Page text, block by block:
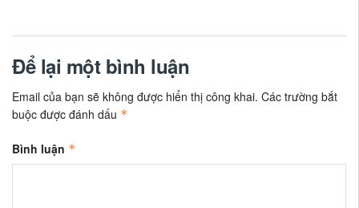
Để lại một bình luận
Email của bạn sẽ không được hiển thị công khai. Các trường bắt
buộc được đánh dấu *
Bình luận *